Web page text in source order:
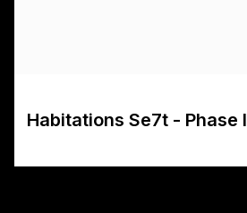
Habitations Se7t - Phase I